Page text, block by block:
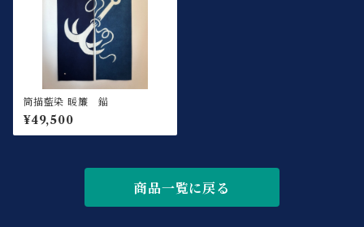
筒描藍染 暖簾 錨
¥49,500
商品一覧に戻る